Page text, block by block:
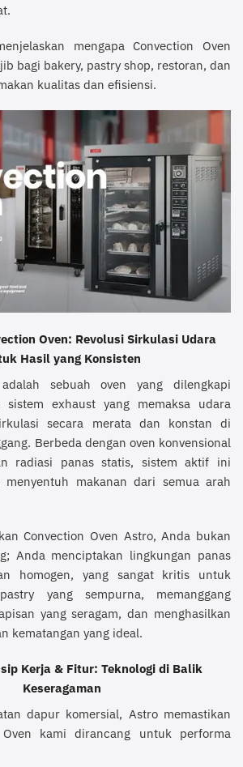
mengapa Convection Oven
bagi bakery, pastry shop, restoran, dan
kualitas dan efisiensi.
Oven: Revolusi Sirkulasi Udara
Hasil yang Konsisten
sebuah oven yang dilengkapi
exhaust yang memaksa udara
secara merata dan konstan di
Berbeda dengan oven konvensional
radiasi panas statis, sistem aktif ini
menyentuh makanan dari semua arah
Convection Oven Astro, Anda bukan
Anda menciptakan lingkungan panas
homogen, yang sangat kritis untuk
yang sempurna, memanggang
yang seragam, dan menghasilkan
kematangan yang ideal.
Kerja & Fitur: Teknologi di Balik
Keseragaman
dapur komersial, Astro memastikan
kami dirancang untuk performa